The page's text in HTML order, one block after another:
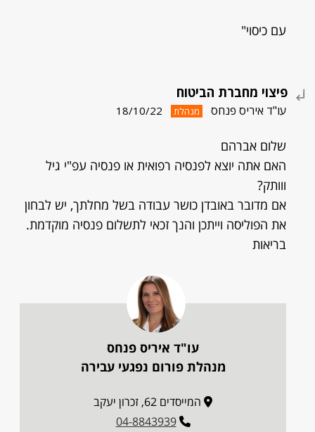
עם כיסוי"
פיצוי מחברת הביטוח
עו"ד איריס פנחס מנהלת 18/10/22
שלום אברהם
האם אתה יוצא לפנסיה רפואית או פנסיה עפ"י גיל
ווותק?
אם מדובר באובדן כושר עבודה בשל מחלתך, יש לבחון
את הפוליסה וייתכן והנך זכאי לתשלום פנסיה מוקדמת.
בריאות
עו"ד איריס פנחס
מנהלת פורום נפגעי עבירה
המייסדים 62, זכרון יעקב
04-8843939